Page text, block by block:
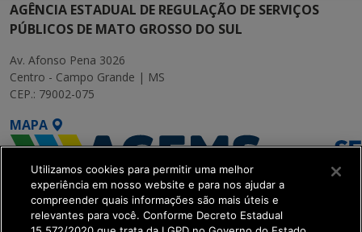
AGÊNCIA ESTADUAL DE REGULAÇÃO DE SERVIÇOS
PÚBLICOS DE MATO GROSSO DO SUL
Av. Afonso Pena 3026
Centro - Campo Grande | MS
CEP.: 79002-075
MAPA
Utilizamos cookies para permitir uma melhor
experiência em nosso website e para nos ajudar a
compreender quais informações são mais úteis e
relevantes para você. Conforme Decreto Estadual